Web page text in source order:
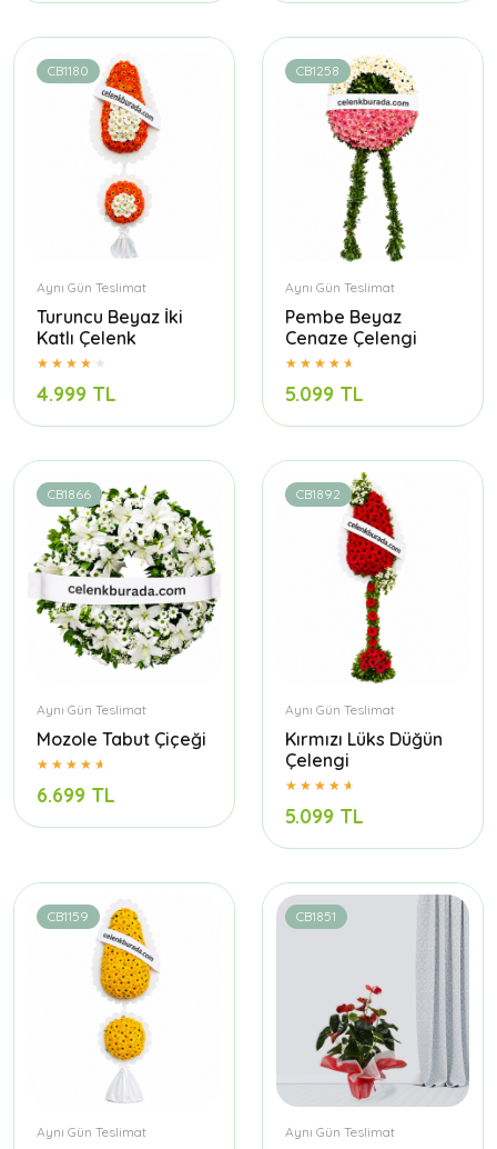
CB1180
Aynı Gün Teslimat
Turuncu Beyaz İki
Katlı Çelenk
4.999 TL
CB1258
Aynı Gün Teslimat
Pembe Beyaz
Cenaze Çelengi
5.099 TL
CB1866
Aynı Gün Teslimat
Mozole Tabut Çiçeği
6.699 TL
CB1892
Aynı Gün Teslimat
Kırmızı Lüks Düğün
Çelengi
5.099 TL
CB1159
Aynı Gün Teslimat
CB1851
Aynı Gün Teslimat